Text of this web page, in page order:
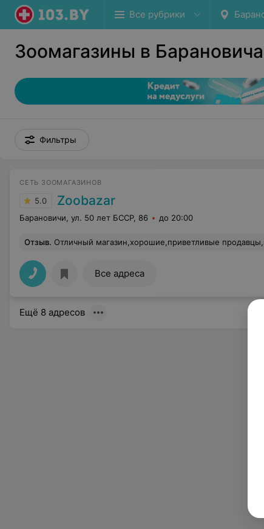
Все рубрики
Зоомагазины в
Фильтры
СЕТЬ ЗООМАГАЗИНОВ
5.0 Zoobazar
Барановичи, ул. 50 лет БССР, 86 до 20:00
Отзыв. Отличный магазин,хорошие,приветливые
Все адреса
Ещё 8 адресов